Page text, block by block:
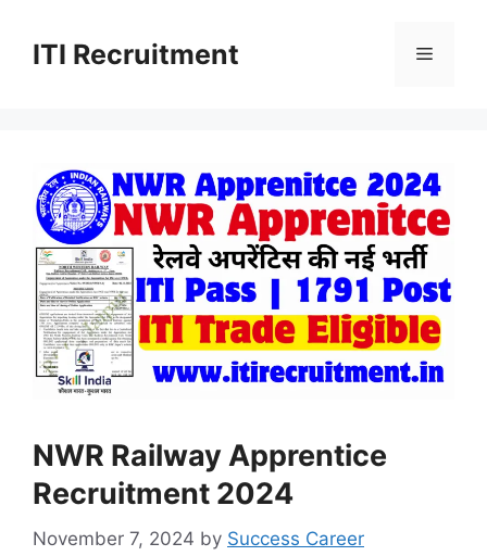
contentITI Recruitment Menu
NWR Railway Apprentice
Recruitment 2024
November 7, 2024 by Success Career